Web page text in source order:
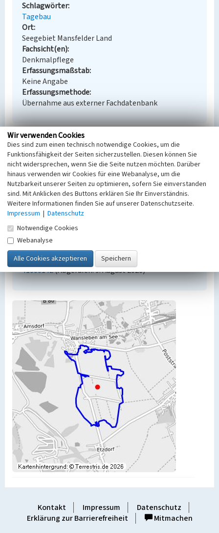
Schlagwörter
Tagebau
Ort
Seegebiet Mansfelder Land
Fachsicht(en)
Denkmalpflege
Erfassungsmaßstab
Keine Angabe
Erfassungsmethode
Übernahme aus externer Fachdatenbank
Empfohlene Zitierweise
Urheberrechtlicher Hinweis
Der hier präsentierte Inhalt steht unter der freien
Lizenz dl-by-de/2.0 (Namensnennung). Die
angezeigten Medien unterliegen möglicherweise
zusätzlichen urheberrechtlichen Bedingungen, die
an diesen ausgewiesen sind.
Empfohlene Zitierweise
„Grube Robert, Grube Fürstenberg (ab 1901)”. In:
KuLaDig, Kultur.Landschaft.Digital. URL:
https://www.kuladig.de/Objektansicht/BKM-
41000142(Abgerufen: 9. August 2026)
Kontakt Impressum
Datenschutz
Erklärung zur Barrierefreiheit
Mitmachen
Wir verwenden Cookies
Dies sind zum einen technisch notwendige Cookies, um die
Funktionsfähigkeit der Seiten sicherzustellen. Diesen können Sie
nicht widersprechen, wenn Sie die Seite nutzen möchten. Darüber
hinaus verwenden wir Cookies für eine Webanalyse, um die
Nutzbarkeit unserer Seiten zu optimieren, sofern Sie einverstanden
sind. Mit Anklicken des Buttons erklären Sie Ihr Einverständnis.
Weitere Informationen finden Sie auf unserer Datenschutzseite.
Impressum | Datenschutz
Notwendige Cookies
Webanalyse